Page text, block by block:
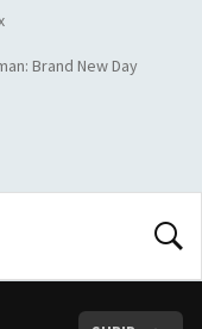
Brand New Day